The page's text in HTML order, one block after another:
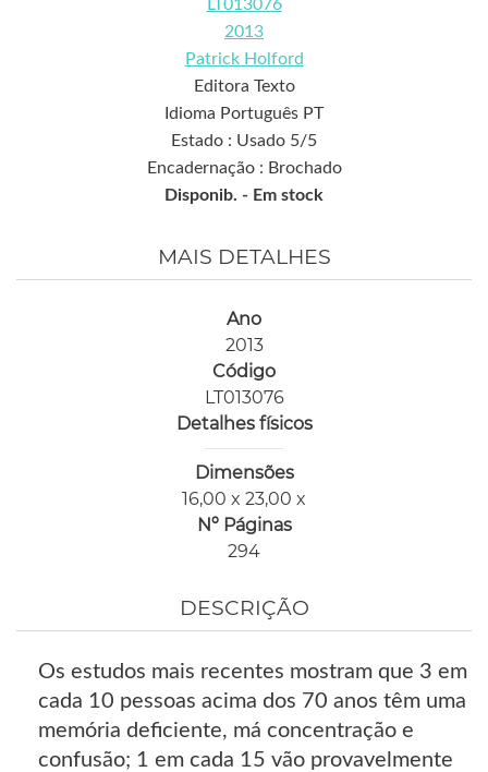
LT013076
2013
Patrick Holford
Editora Texto
Idioma Português PT
Estado : Usado 5/5
Encadernação : Brochado
Disponib. - Em stock
MAIS DETALHES
Ano
2013
Código
LT013076
Detalhes físicos
Dimensões
16,00 x 23,00 x
Nº Páginas
294
DESCRIÇÃO
Os estudos mais recentes mostram que 3 em
cada 10 pessoas acima dos 70 anos têm uma
memória deficiente, má concentração e
confusão; 1 em cada 15 vão provavelmente